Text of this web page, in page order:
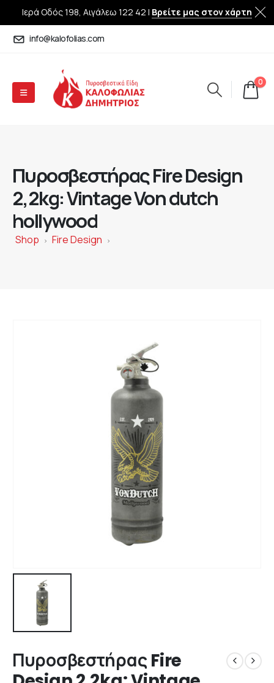
Ιερά Οδός 198, Αιγάλεω 122 42 | Βρείτε μας στον χάρτη
info@kalofolias.com
0
Πυροσβεστήρας Fire Design
2,2kg: Vintage Von dutch
hollywood
Shop > Fire Design >
Πυροσβεστήρας Fire